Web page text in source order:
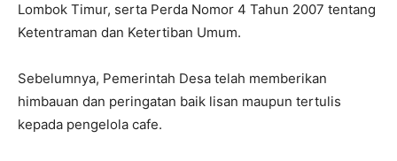
Lombok Timur, serta Perda Nomor 4 Tahun 2007 tentang
Ketentraman dan Ketertiban Umum.
Sebelumnya, Pemerintah Desa telah memberikan
himbauan dan peringatan baik lisan maupun tertulis
kepada pengelola cafe.